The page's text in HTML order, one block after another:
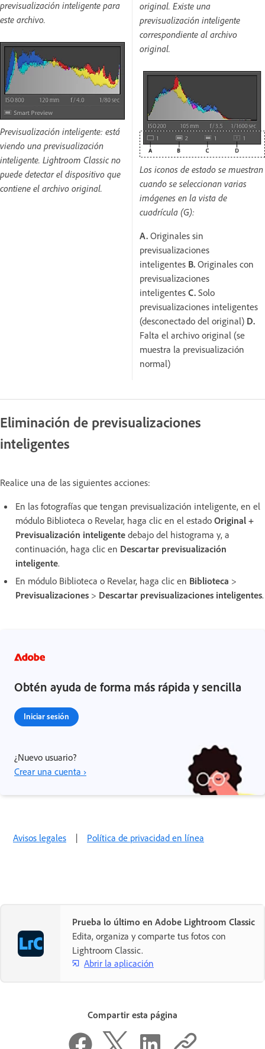
previsualización inteligente para
este archivo.
Previsualización inteligente: está
viendo una previsualización
inteligente. Lightroom Classic no
puede detectar el dispositivo que
contiene el archivo original.
original. Existe una
previsualización inteligente
correspondiente al archivo
original.
Los iconos de estado se muestran
cuando se seleccionan varias
imágenes en la vista de
cuadrícula (G):
A. Originales sin
previsualizaciones
inteligentes B. Originales con
previsualizaciones
inteligentes C. Solo
previsualizaciones inteligentes
(desconectado del original) D.
Falta el archivo original (se
muestra la previsualización
normal)
Eliminación de previsualizaciones
inteligentes
Realice una de las siguientes acciones:
En las fotografías que tengan previsualización inteligente, en el
módulo Biblioteca o Revelar, haga clic en el estado Original +
Previsualización inteligente debajo del histograma y, a
continuación, haga clic en Descartar previsualización
inteligente.
En módulo Biblioteca o Revelar, haga clic en Biblioteca >
Previsualizaciones > Descartar previsualizaciones inteligentes.
Obtén ayuda de forma más rápida y sencilla
Iniciar sesión
¿Nuevo usuario?
Crear una cuenta ›
Avisos legales | Política de privacidad en línea
Prueba lo último en Adobe Lightroom Classic
Edita, organiza y comparte tus fotos con
Lightroom Classic.
Abrir la aplicación
Compartir esta página